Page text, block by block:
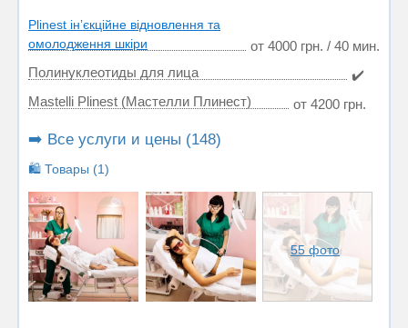
Plinest інʼєкційне відновлення та
омолодження шкіри
от 4000 грн. / 40 мин.
Полинуклеотиды для лица
✔️
Mastelli Plinest (Мастелли Плинест)
от 4200 грн.
➡️ Все услуги и цены (148)
🛍️ Товары (1)
55 фото